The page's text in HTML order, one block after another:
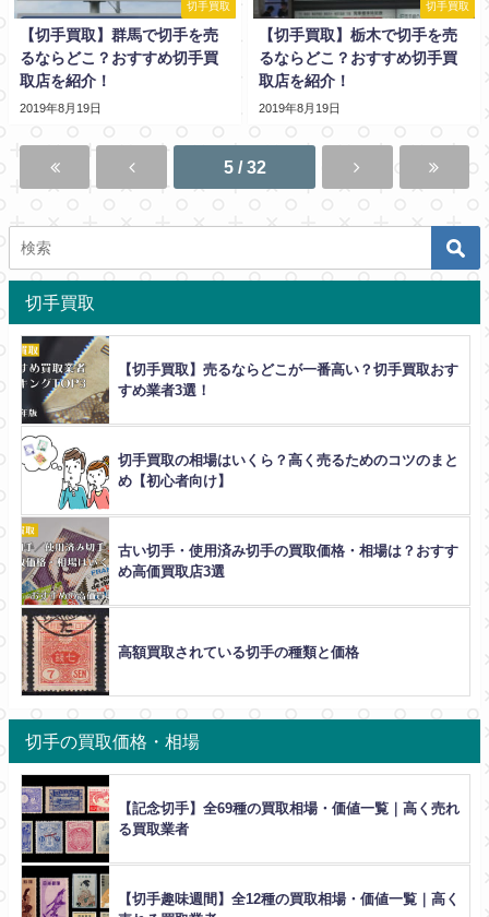
切手買取
【切手買取】群馬で切手を売
るならどこ？おすすめ切手買
取店を紹介！
2019年8月19日
切手買取
【切手買取】栃木で切手を売
るならどこ？おすすめ切手買
取店を紹介！
2019年8月19日
5 / 32
切手買取
【切手買取】売るならどこが一番高い？切手買取おす
すめ業者3選！
切手買取の相場はいくら？高く売るためのコツのまと
め【初心者向け】
古い切手・使用済み切手の買取価格・相場は？おすす
め高価買取店3選
高額買取されている切手の種類と価格
切手の買取価格・相場
【記念切手】全69種の買取相場・価値一覧｜高く売れ
る買取業者
【切手趣味週間】全12種の買取相場・価値一覧｜高く